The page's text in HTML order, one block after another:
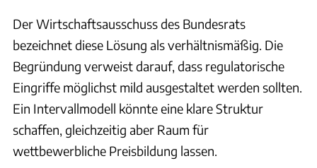
Der Wirtschaftsausschuss des Bundesrats
bezeichnet diese Lösung als verhältnismäßig. Die
Begründung verweist darauf, dass regulatorische
Eingriffe möglichst mild ausgestaltet werden sollten.
Ein Intervallmodell könnte eine klare Struktur
schaffen, gleichzeitig aber Raum für
wettbewerbliche Preisbildung lassen.